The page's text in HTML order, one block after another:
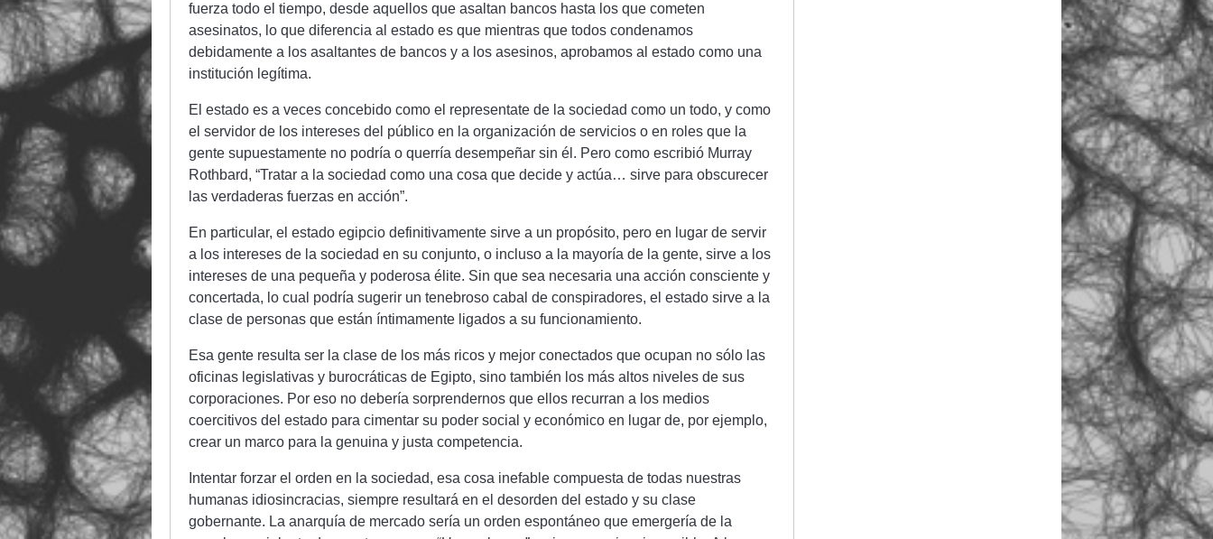
fuerza todo el tiempo, desde aquellos que asaltan bancos hasta los que cometen
asesinatos, lo que diferencia al estado es que mientras que todos condenamos
debidamente a los asaltantes de bancos y a los asesinos, aprobamos al estado como una
institución legítima.
El estado es a veces concebido como el representate de la sociedad como un todo, y como
el servidor de los intereses del público en la organización de servicios o en roles que la
gente supuestamente no podría o querría desempeñar sin él. Pero como escribió Murray
Rothbard, “Tratar a la sociedad como una cosa que decide y actúa… sirve para obscurecer
las verdaderas fuerzas en acción”.
En particular, el estado egipcio definitivamente sirve a un propósito, pero en lugar de servir
a los intereses de la sociedad en su conjunto, o incluso a la mayoría de la gente, sirve a los
intereses de una pequeña y poderosa élite. Sin que sea necesaria una acción consciente y
concertada, lo cual podría sugerir un tenebroso cabal de conspiradores, el estado sirve a la
clase de personas que están íntimamente ligados a su funcionamiento.
Esa gente resulta ser la clase de los más ricos y mejor conectados que ocupan no sólo las
oficinas legislativas y burocráticas de Egipto, sino también los más altos niveles de sus
corporaciones. Por eso no debería sorprendernos que ellos recurran a los medios
coercitivos del estado para cimentar su poder social y económico en lugar de, por ejemplo,
crear un marco para la genuina y justa competencia.
Intentar forzar el orden en la sociedad, esa cosa inefable compuesta de todas nuestras
humanas idiosincracias, siempre resultará en el desorden del estado y su clase
gobernante. La anarquía de mercado sería un orden espontáneo que emergería de la